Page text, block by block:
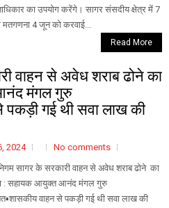
का उपयोग करेंगे। सागर संसदीय क्षेत्र में 7
मतगणना 4 जून को करवाई...
Read More
वाहन से अवेध शराब ढोने का
मंगल गुरु
पकड़ी गई थी सवा लाख की
2024
No comments
सागर के सरकारी वाहन से अवेध शराब ढोने का
: सहायक आयुक्त आनंद मंगल गुरु
वाहन से पकड़ी गई थी सवा लाख की